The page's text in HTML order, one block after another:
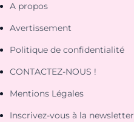
A propos
Avertissement
Politique de confidentialité
CONTACTEZ-NOUS !
Mentions Légales
Inscrivez-vous à la newsletter